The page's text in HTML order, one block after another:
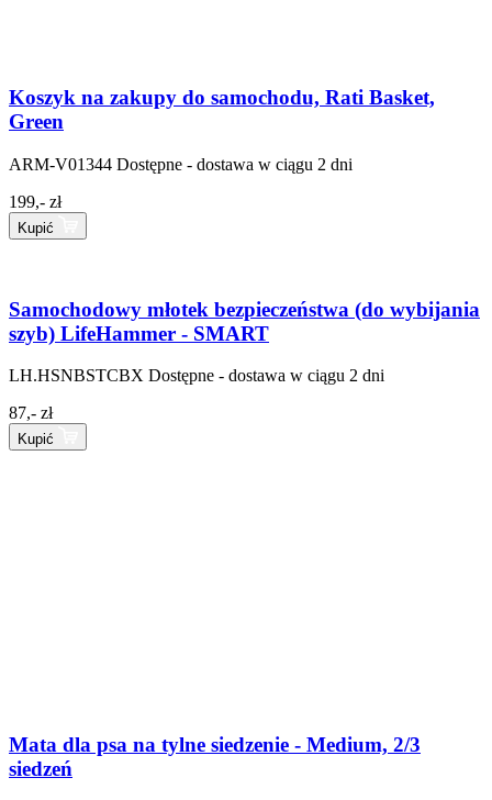
Koszyk na zakupy do samochodu, Rati Basket,
Green
ARM-V01344 Dostępne - dostawa w ciągu 2 dni
199,- zł
Kupić
Samochodowy młotek bezpieczeństwa (do wybijania
szyb) LifeHammer - SMART
LH.HSNBSTCBX Dostępne - dostawa w ciągu 2 dni
87,- zł
Kupić
Mata dla psa na tylne siedzenie - Medium, 2/3
siedzeń